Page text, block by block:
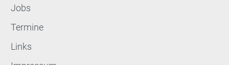
Jobs
Termine
Links